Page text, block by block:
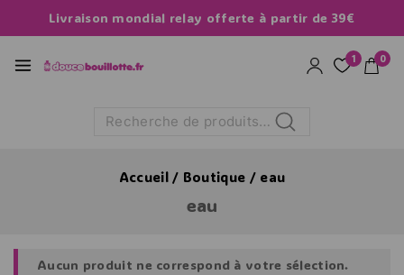
Livraison mondial relay offerte à partir de 39€
1 0
Recherche
Accueil / Boutique / eau
eau
Aucun produit ne correspond à votre sélection.